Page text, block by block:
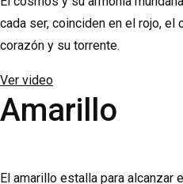
cada ser, coinciden en el rojo, el
corazón y su torrente.
Ver video
Amarillo
El amarillo estalla para alcanzar